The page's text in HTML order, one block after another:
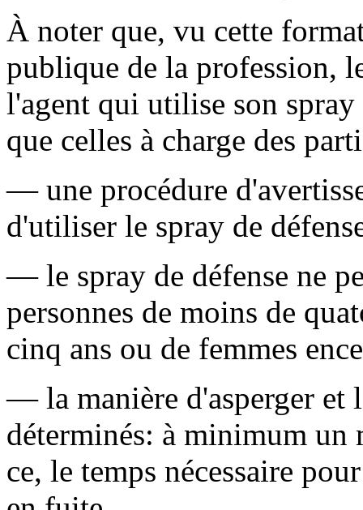
À noter que, vu cette
publique de la profession,
l'agent qui utilise son spray
que celles à charge des
— une procédure
d'utiliser le spray de
— le spray de défense ne
personnes de moins de
cinq ans ou de femmes
— la manière d'asperger et
déterminés: à minimum un
ce, le temps nécessaire